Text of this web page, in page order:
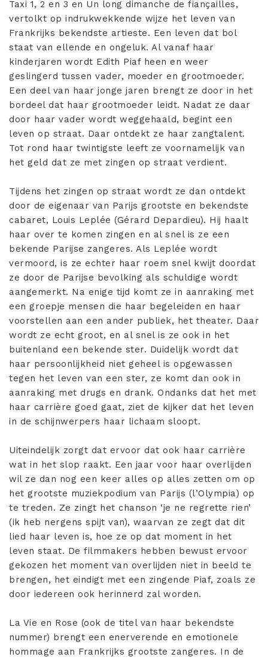
Taxi 1, 2 en 3 en Un long dimanche de fiançailles,
vertolkt op indrukwekkende wijze het leven van
Frankrijks bekendste artieste. Een leven dat bol
staat van ellende en ongeluk. Al vanaf haar
kinderjaren wordt Edith Piaf heen en weer
geslingerd tussen vader, moeder en grootmoeder.
Een deel van haar jonge jaren brengt ze door in het
bordeel dat haar grootmoeder leidt. Nadat ze daar
door haar vader wordt weggehaald, begint een
leven op straat. Daar ontdekt ze haar zangtalent.
Tot rond haar twintigste leeft ze voornamelijk van
het geld dat ze met zingen op straat verdient.
Tijdens het zingen op straat wordt ze dan ontdekt
door de eigenaar van Parijs grootste en bekendste
cabaret, Louis Leplée (Gérard Depardieu). Hij haalt
haar over te komen zingen en al snel is ze een
bekende Parijse zangeres. Als Leplée wordt
vermoord, is ze echter haar roem snel kwijt doordat
ze door de Parijse bevolking als schuldige wordt
aangemerkt. Na enige tijd komt ze in aanraking met
een groepje mensen die haar begeleiden en haar
voorstellen aan een ander publiek, het theater. Daar
wordt ze echt groot, en al snel is ze ook in het
buitenland een bekende ster. Duidelijk wordt dat
haar persoonlijkheid niet geheel is opgewassen
tegen het leven van een ster, ze komt dan ook in
aanraking met drugs en drank. Ondanks dat het met
haar carrière goed gaat, ziet de kijker dat het leven
in de schijnwerpers haar lichaam sloopt.
Uiteindelijk zorgt dat ervoor dat ook haar carrière
wat in het slop raakt. Een jaar voor haar overlijden
wil ze dan nog een keer alles op alles zetten om op
het grootste muziekpodium van Parijs (l’Olympia) op
te treden. Ze zingt het chanson ‘je ne regrette rien’
(ik heb nergens spijt van), waarvan ze zegt dat dit
lied haar leven is, hoe ze op dat moment in het
leven staat. De filmmakers hebben bewust ervoor
gekozen het moment van overlijden niet in beeld te
brengen, het eindigt met een zingende Piaf, zoals ze
door iedereen ook herinnerd zal worden.
La Vie en Rose (ook de titel van haar bekendste
nummer) brengt een enerverende en emotionele
hommage aan Frankrijks grootste zangeres. In de